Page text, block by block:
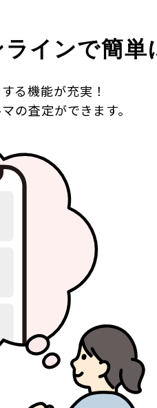
インで簡単
る機能が充実！
の査定ができます。